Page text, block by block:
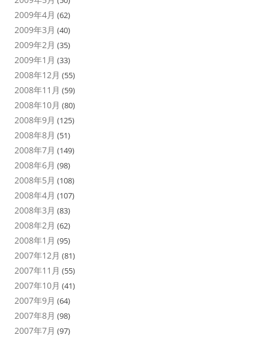
2009年4月 (62)
2009年3月 (40)
2009年2月 (35)
2009年1月 (33)
2008年12月 (55)
2008年11月 (59)
2008年10月 (80)
2008年9月 (125)
2008年8月 (51)
2008年7月 (149)
2008年6月 (98)
2008年5月 (108)
2008年4月 (107)
2008年3月 (83)
2008年2月 (62)
2008年1月 (95)
2007年12月 (81)
2007年11月 (55)
2007年10月 (41)
2007年9月 (64)
2007年8月 (98)
2007年7月 (97)